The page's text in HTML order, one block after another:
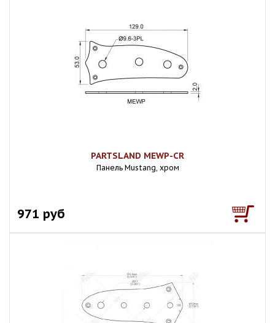
PARTSLAND MEWP-CR
Панель Mustang, хром
971 руб